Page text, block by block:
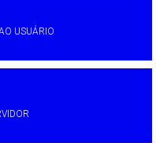
USUÁRIO